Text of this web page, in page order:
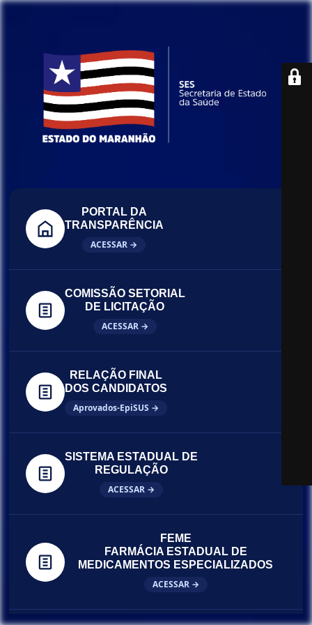
PORTAL DA
TRANSPARÊNCIA
ACESSAR →
COMISSÃO SETORIAL
DE LICITAÇÃO
ACESSAR →
RELAÇÃO FINAL
DOS CANDIDATOS
Aprovados-EpiSUS →
SISTEMA ESTADUAL DE
REGULAÇÃO
ACESSAR →
FEME
FARMÁCIA ESTADUAL DE
MEDICAMENTOS ESPECIALIZADOS
ACESSAR →